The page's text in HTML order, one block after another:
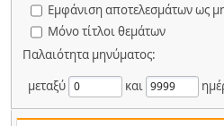
Εμφάνιση αποτελεσμάτων ως
Μόνο τίτλοι θεμάτων
Παλαιότητα μηνύματος:
μεταξύ
και